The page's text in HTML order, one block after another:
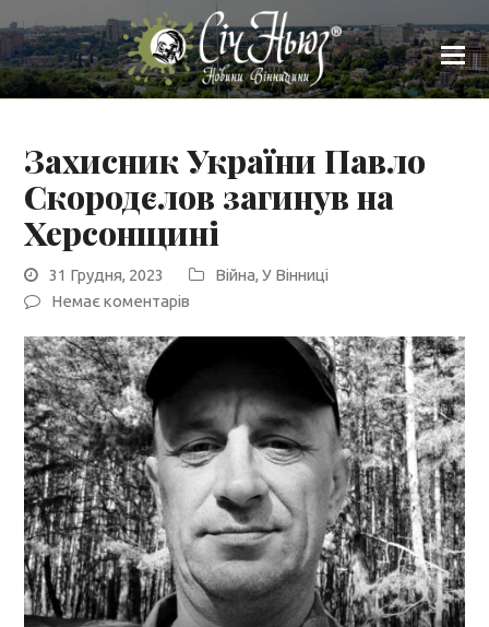
Захисник України Павло
Скородєлов загинув на
Херсонщині
31 Грудня, 2023 Війна,У Вінниці
Немає коментарів